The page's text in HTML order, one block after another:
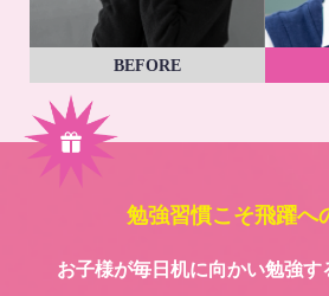
BEFORE
勉強習慣こそ飛躍へ
お子様が毎日机に向かい勉強す